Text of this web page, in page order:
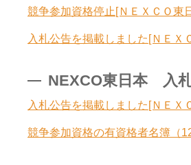
競争参加資格停止[ＮＥＸＣＯ東
入札公告を掲載しました[ＮＥＸ
NEXCO東日本 入
入札公告を掲載しました[ＮＥＸ
競争参加資格の有資格者名簿（